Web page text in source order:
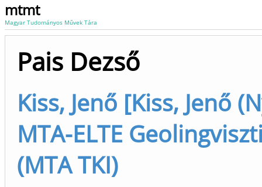
mtmt
Magyar Tudományos Művek Tára
Pais Dezső
Kiss, Jenő [Kiss, Jenő
MTA-ELTE
(MTA TKI)